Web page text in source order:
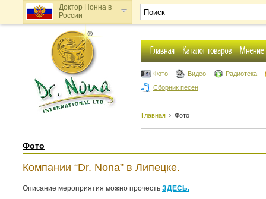
Доктор Нонна в
России
Доктор Нонна в
Украине
Фото Видео
Радиотека
Сборник песен
Главная Фото
Фото
Компании “Dr. Nona” в Липецке.
Описание мероприятия можно прочесть ЗДЕСЬ.